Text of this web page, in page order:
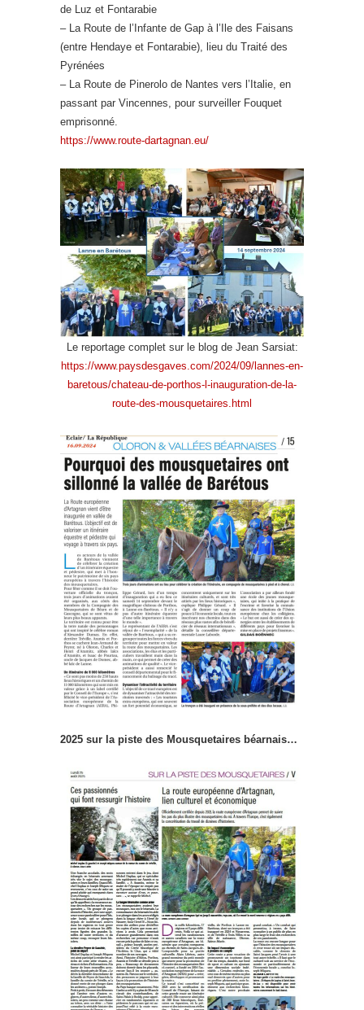
de Luz et Fontarabie
– La Route de l’Infante de Gap à l’Ile des Faisans
(entre Hendaye et Fontarabie), lieu du Traité des
Pyrénées
– La Route de Pinerolo de Nantes vers l’Italie, en
passant par Vincennes, pour surveiller Fouquet
emprisonné.
https://www.route-dartagnan.eu/
Le reportage complet sur le blog de Jean Sarsiat:
https://www.paysdesgaves.com/2024/09/lannes-en-
baretous/chateau-de-porthos-l-inauguration-de-la-
route-des-mousquetaires.html
2025 sur la piste des Mousquetaires béarnais…